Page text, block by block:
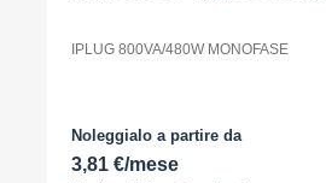
IPLUG 800VA/480W MONOFASE
Noleggialo a partire da
3,81 €/mese